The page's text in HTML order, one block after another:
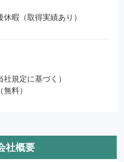
規定に基づく）
料）
社概要